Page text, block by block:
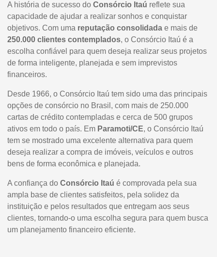
A história de sucesso do Consórcio Itaú reflete sua
capacidade de ajudar a realizar sonhos e conquistar
objetivos. Com uma reputação consolidada e mais de
250.000 clientes contemplados, o Consórcio Itaú é a
escolha confiável para quem deseja realizar seus projetos
de forma inteligente, planejada e sem imprevistos
financeiros.
Desde 1966, o Consórcio Itaú tem sido uma das principais
opções de consórcio no Brasil, com mais de 250.000
cartas de crédito contempladas e cerca de 500 grupos
ativos em todo o país. Em Paramoti/CE, o Consórcio Itaú
tem se mostrado uma excelente alternativa para quem
deseja realizar a compra de imóveis, veículos e outros
bens de forma econômica e planejada.
A confiança do Consórcio Itaú é comprovada pela sua
ampla base de clientes satisfeitos, pela solidez da
instituição e pelos resultados que entregam aos seus
clientes, tornando-o uma escolha segura para quem busca
um planejamento financeiro eficiente.